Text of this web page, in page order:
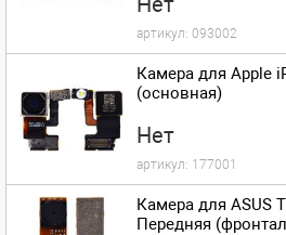
артикул: 093002
Камера для Apple
(основная)
Нет
артикул: 177001
Камера для ASUS
Передняя